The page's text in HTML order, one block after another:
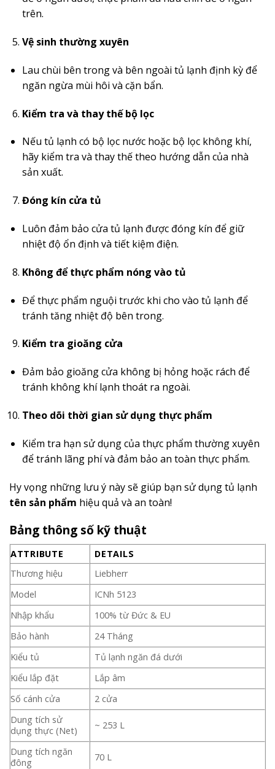
trên.
Vệ sinh thường xuyên
Lau chùi bên trong và bên ngoài tủ lạnh định kỳ để
ngăn ngừa mùi hôi và cặn bẩn.
Kiểm tra và thay thế bộ lọc
Nếu tủ lạnh có bộ lọc nước hoặc bộ lọc không khí,
hãy kiểm tra và thay thế theo hướng dẫn của nhà
sản xuất.
Đóng kín cửa tủ
Luôn đảm bảo cửa tủ lạnh được đóng kín để giữ
nhiệt độ ổn định và tiết kiệm điện.
Không để thực phẩm nóng vào tủ
Để thực phẩm nguội trước khi cho vào tủ lạnh để
tránh tăng nhiệt độ bên trong.
Kiểm tra gioăng cửa
Đảm bảo gioăng cửa không bị hỏng hoặc rách để
tránh không khí lạnh thoát ra ngoài.
Theo dõi thời gian sử dụng thực phẩm
Kiểm tra hạn sử dụng của thực phẩm thường xuyên
để tránh lãng phí và đảm bảo an toàn thực phẩm.
Hy vọng những lưu ý này sẽ giúp bạn sử dụng tủ lạnh
tên sản phẩm hiệu quả và an toàn!
Bảng thông số kỹ thuật
ATTRIBUTE
DETAILS
Thương hiệu
Liebherr
Model
ICNh 5123
Nhập khẩu
100% từ Đức & EU
Bảo hành
24 Tháng
Kiểu tủ
Tủ lạnh ngăn đá dưới
Kiểu lắp đặt
Lắp âm
Số cánh cửa
2 cửa
Dung tích sử
dụng thực (Net)
~ 253 L
Dung tích ngăn
đông
70 L